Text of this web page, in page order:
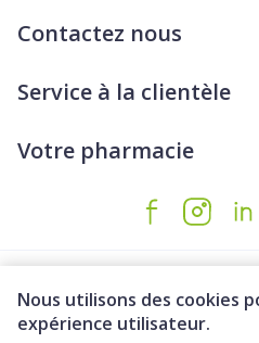
Nous utilisons des cookies
expérience utilisateur.
Contactez nous
Service à la clientèle
Votre pharmacie